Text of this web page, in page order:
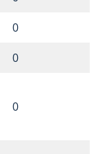
0
0
0